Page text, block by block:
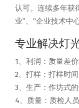
认可。连续多年获
业”、“企业技术中
专业解决灯
1、利润：质量差
2、打样：打样时
3、生产：作坊式
4、质量：质检人